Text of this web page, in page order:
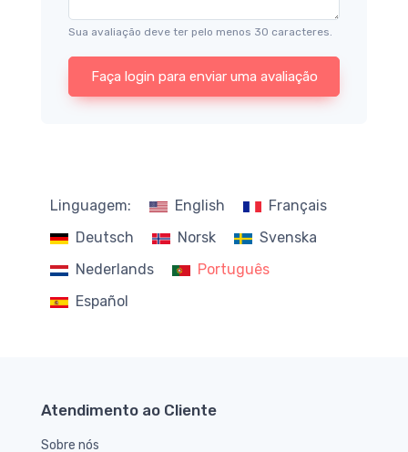
Sua avaliação deve ter pelo menos 30 caracteres.
Faça login para enviar uma avaliação
Linguagem: English
Français
Deutsch
Norsk
Svenska
Nederlands
Português
Español
Atendimento ao Cliente
Sobre nós